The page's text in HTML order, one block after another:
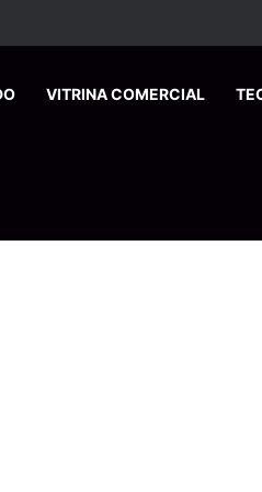
VITRINA COMERCIAL